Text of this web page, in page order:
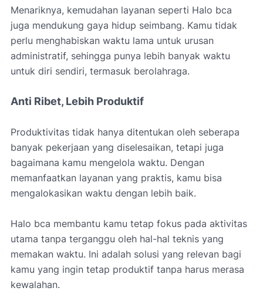
Menariknya, kemudahan layanan seperti Halo bca
juga mendukung gaya hidup seimbang. Kamu tidak
perlu menghabiskan waktu lama untuk urusan
administratif, sehingga punya lebih banyak waktu
untuk diri sendiri, termasuk berolahraga.
Anti Ribet, Lebih Produktif
Produktivitas tidak hanya ditentukan oleh seberapa
banyak pekerjaan yang diselesaikan, tetapi juga
bagaimana kamu mengelola waktu. Dengan
memanfaatkan layanan yang praktis, kamu bisa
mengalokasikan waktu dengan lebih baik.
Halo bca membantu kamu tetap fokus pada aktivitas
utama tanpa terganggu oleh hal-hal teknis yang
memakan waktu. Ini adalah solusi yang relevan bagi
kamu yang ingin tetap produktif tanpa harus merasa
kewalahan.